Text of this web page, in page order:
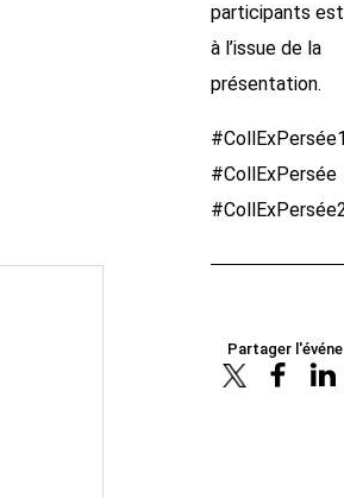
participants
à l’issue de la
présentation.
#CollExPersée
Partager